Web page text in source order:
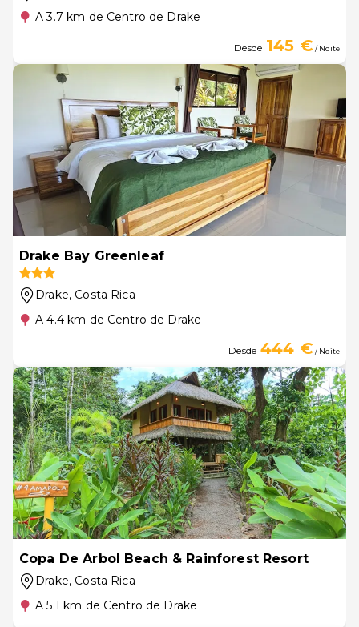
A 3.7 km de Centro de Drake
Desde 145 €/ Noite
Drake Bay Greenleaf
Drake, Costa Rica
A 4.4 km de Centro de Drake
Desde 444 €/ Noite
Copa De Arbol Beach & Rainforest Resort
Drake, Costa Rica
A 5.1 km de Centro de Drake